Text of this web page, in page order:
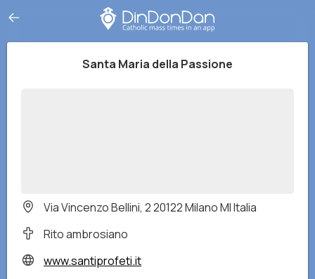
Santa Maria della Passione
Via Vincenzo Bellini, 2 20122 Milano MI Italia
Rito ambrosiano
www.santiprofeti.it